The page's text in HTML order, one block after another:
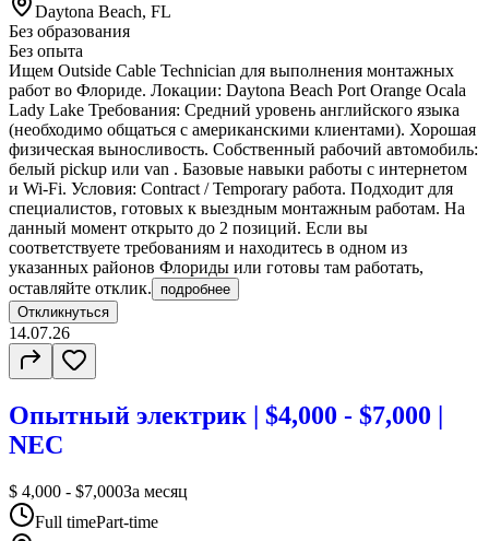
Daytona Beach, FL
Без образования
Без опыта
Ищем Outside Cable Technician для выполнения монтажных
работ во Флориде. Локации: Daytona Beach Port Orange Ocala
Lady Lake Требования: Средний уровень английского языка
(необходимо общаться с американскими клиентами). Хорошая
физическая выносливость. Собственный рабочий автомобиль:
белый pickup или van . Базовые навыки работы с интернетом
и Wi-Fi. Условия: Contract / Temporary работа. Подходит для
специалистов, готовых к выездным монтажным работам. На
данный момент открыто до 2 позиций. Если вы
соответствуете требованиям и находитесь в одном из
указанных районов Флориды или готовы там работать,
оставляйте отклик.
подробнее
Откликнуться
14.07.26
Опытный электрик | $4,000 - $7,000 |
NEC
$ 4,000 - $7,000За месяц
Full timePart-time